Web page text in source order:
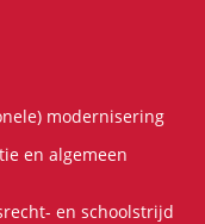
modernisering
en algemeen
en schoolstrijd